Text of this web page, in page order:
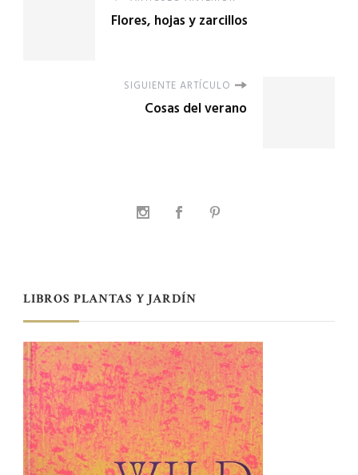
Flores, hojas y zarcillos
SIGUIENTE ARTÍCULO
Cosas del verano
LIBROS PLANTAS Y JARDÍN